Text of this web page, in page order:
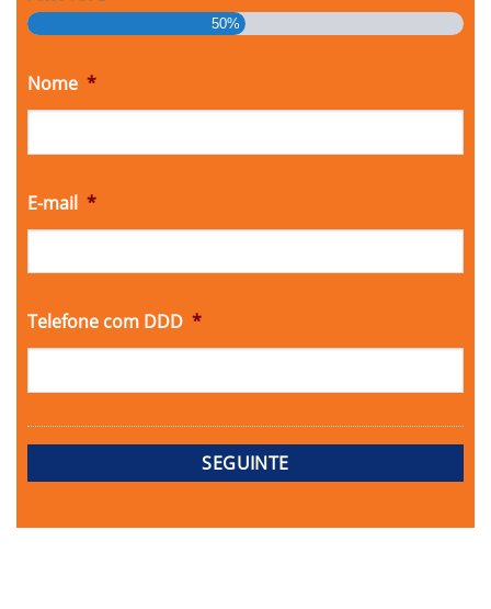
50%
Nome *
E-mail *
Telefone com DDD *